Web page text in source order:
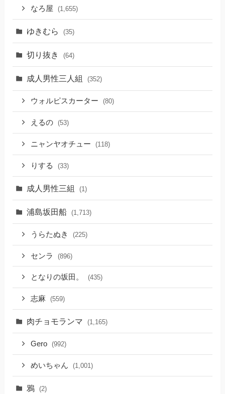
なろ屋 (1,655)
ゆきむら (35)
切り抜き (64)
成人男性三人組 (352)
ウォルピスカーター (80)
えるの (53)
ニャンヤオチュー (118)
りする (33)
成人男性三組 (1)
浦島坂田船 (1,713)
うらたぬき (225)
センラ (896)
となりの坂田。 (435)
志麻 (559)
肉チョモランマ (1,165)
Gero (992)
めいちゃん (1,001)
鴉 (2)